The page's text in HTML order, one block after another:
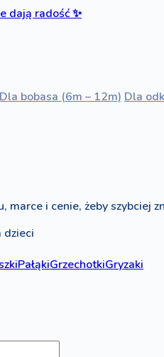
dają radość✨
Dla bobasa (6m – 12m) Dla
i cenie, żeby szybciej
dzieci
PałąkiGrzechotkiGryzaki